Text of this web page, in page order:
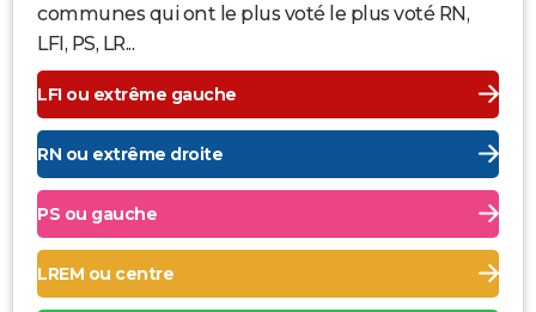
communes qui ont le plus voté le plus voté RN,
LFI, PS, LR...
LFI ou extrême gauche
RN ou extrême droite
PS ou gauche
LREM ou centre